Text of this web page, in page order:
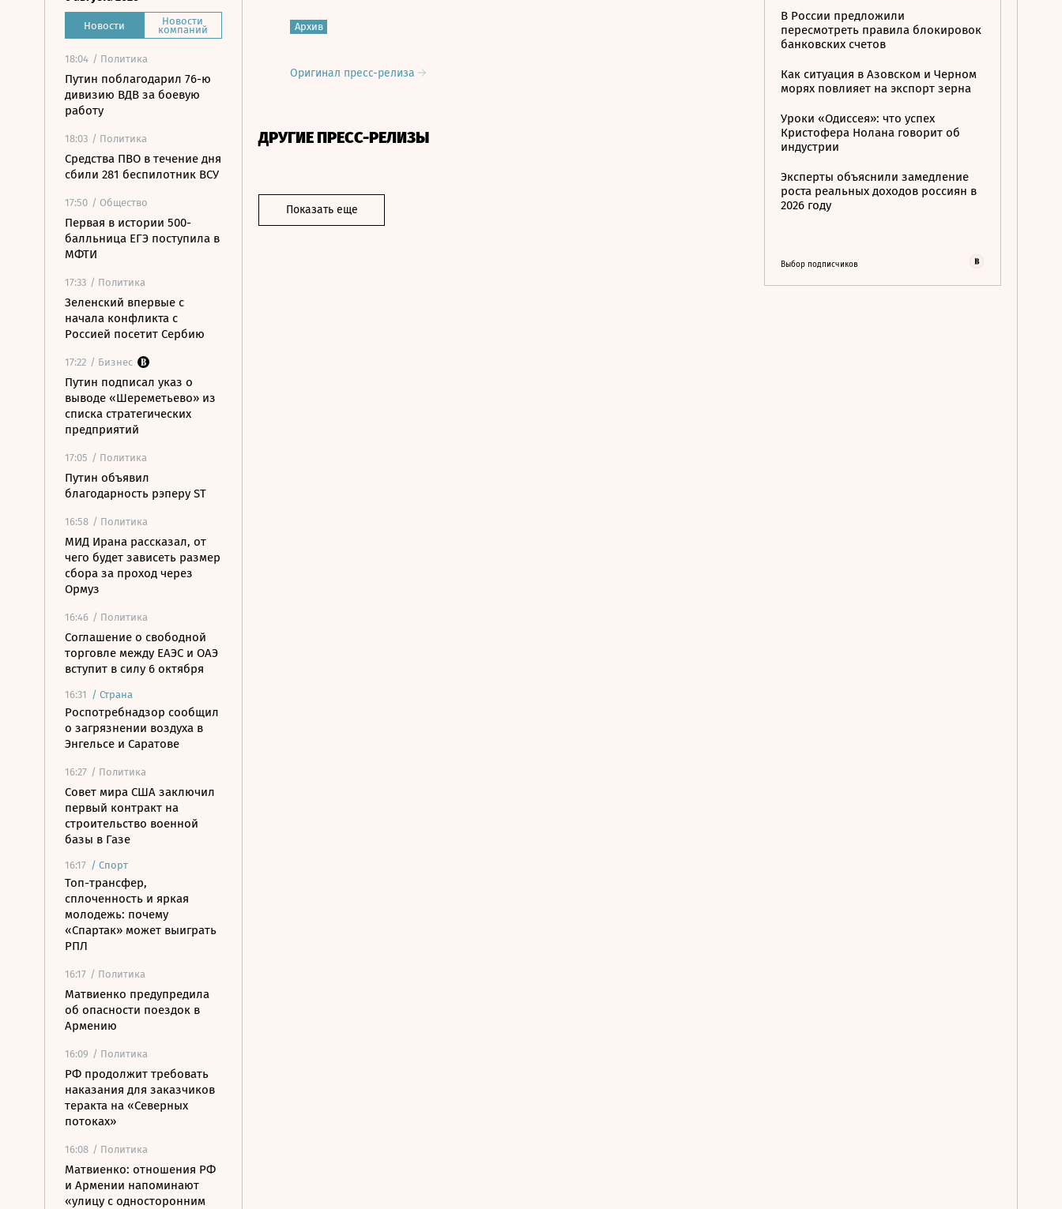
Новости Новости
компаний
18:04 / Политика
Путин поблагодарил 76-ю
дивизию ВДВ за боевую
работу
18:03 / Политика
Средства ПВО в течение дня
сбили 281 беспилотник ВСУ
17:50 / Общество
Первая в истории 500-
балльница ЕГЭ поступила в
МФТИ
17:33 / Политика
Зеленский впервые с
начала конфликта с
Россией посетит Сербию
17:22 / Бизнес
Путин подписал указ о
выводе «Шереметьево» из
списка стратегических
предприятий
17:05 / Политика
Путин объявил
благодарность рэперу ST
16:58 / Политика
МИД Ирана рассказал, от
чего будет зависеть размер
сбора за проход через
Ормуз
16:46 / Политика
Соглашение о свободной
торговле между ЕАЭС и ОАЭ
вступит в силу 6 октября
16:31 / Страна
Роспотребнадзор сообщил
о загрязнении воздуха в
Энгельсе и Саратове
16:27 / Политика
Совет мира США заключил
первый контракт на
строительство военной
базы в Газе
16:17 / Спорт
Топ-трансфер,
сплоченность и яркая
молодежь: почему
«Спартак» может выиграть
РПЛ
16:17 / Политика
Матвиенко предупредила
об опасности поездок в
Армению
16:09 / Политика
РФ продолжит требовать
наказания для заказчиков
теракта на «Северных
потоках»
16:08 / Политика
Матвиенко: отношения РФ
и Армении напоминают
«улицу с односторонним
Архив
Оригинал пресс-релиза
ДРУГИЕ ПРЕСС-РЕЛИЗЫ
Показать еще
В России предложили
пересмотреть правила блокировок
банковских счетов
Как ситуация в Азовском и Черном
морях повлияет на экспорт зерна
Уроки «Одиссея»: что успех
Кристофера Нолана говорит об
индустрии
Эксперты объяснили замедление
роста реальных доходов россиян в
2026 году
Выбор подписчиков